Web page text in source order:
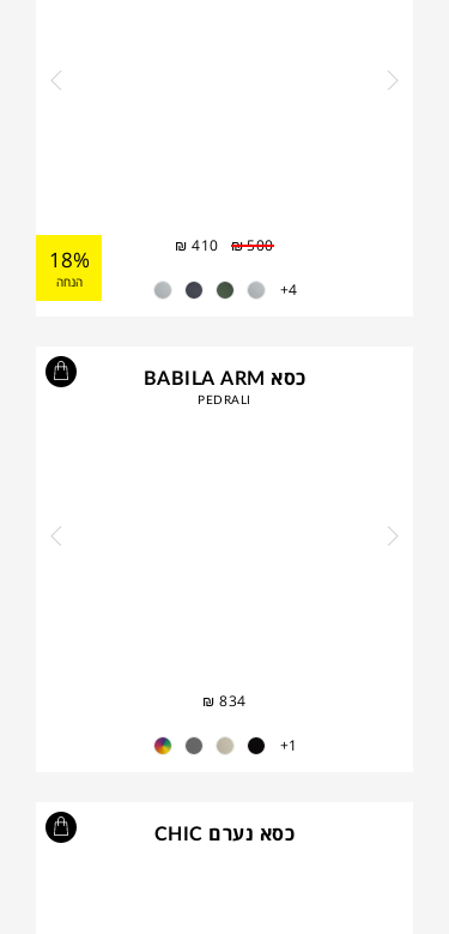
₪500
₪ 410
18%
הנחה 4+
כסא BABILA ARM
PEDRALI
₪ 834
1+
כסא נערם CHIC